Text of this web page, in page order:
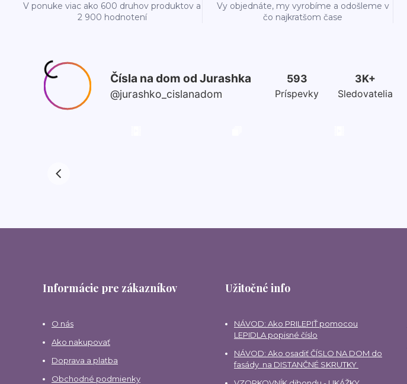
V ponuke viac ako 600 druhov produktov a
2 900 hodnotení
Vy objednáte, my vyrobíme a odošleme v
čo najkratšom čase
Informácie pre zákazníkov
O nás
Ako nakupovať
Doprava a platba
Obchodné podmienky
Užitočné info
NÁVOD: Ako PRILEPIŤ pomocou
LEPIDLA popisné číslo
NÁVOD: Ako osadiť ČÍSLO NA DOM do
fasády na DISTANČNÉ SKRUTKY